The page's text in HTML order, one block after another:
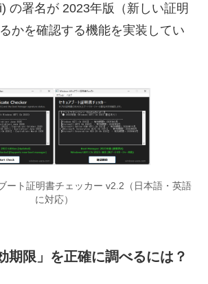
の署名が 2023年版（新しい証明
かを確認する機能を実装してい
ート証明書チェッカー v2.2（日本語・英語
に対応）
期限」を正確に調べるには？